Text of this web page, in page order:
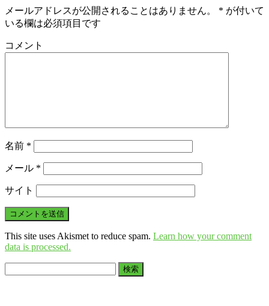
メールアドレスが公開されることはありません。 * が付いて
いる欄は必須項目です
コメント
名前 *
メール *
サイト
This site uses Akismet to reduce spam. Learn how your comment
data is processed.